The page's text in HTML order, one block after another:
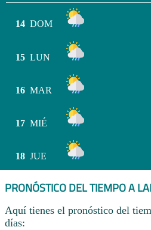
14 DOM
15 LUN
16 MAR
17 MIÉ
18 JUE
PRONÓSTICO DEL TIEMPO A
Aquí tienes el pronóstico del
días: